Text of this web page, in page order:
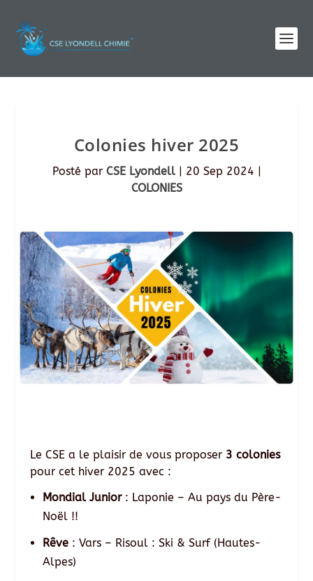
Colonies hiver 2025
Posté par CSE Lyondell| 20 Sep 2024 |
COLONIES
Le CSE a le plaisir de vous proposer 3 colonies
pour cet hiver 2025 avec :
Mondial Junior: Laponie – Au pays du Père-
Noël !!
Rêve: Vars – Risoul : Ski & Surf ( Hautes-
Alpes)